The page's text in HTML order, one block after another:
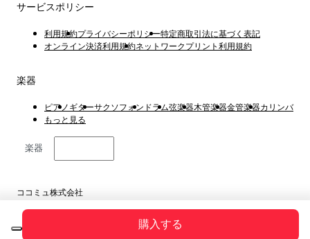
購入する
サービスポリシー
利用規約プライバシーポリシー特定商取引法に基づく表記
オンライン決済利用規約ネットワークプリント利用規約
楽器
ピアノ ギターサクソフォン ドラム弦楽器木管楽器金管楽器カリンバ
もっと見る
楽器
ココミュ株式会社